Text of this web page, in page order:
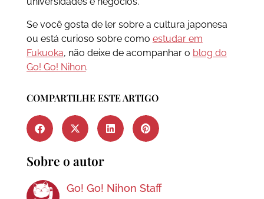
Se você gosta de ler sobre a cultura japonesa
ou está curioso sobre como estudar em
Fukuoka, não deixe de acompanhar o blog do
Go! Go! Nihon.
COMPARTILHE ESTE ARTIGO
Sobre o autor
Go! Go! Nihon Staff